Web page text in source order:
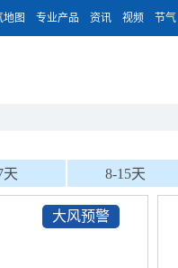
地图 专业产品 资讯 视频 节气
天 8-15天
大风预警